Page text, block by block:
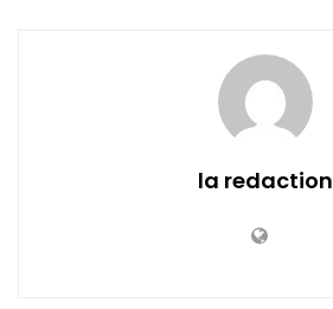
la redaction